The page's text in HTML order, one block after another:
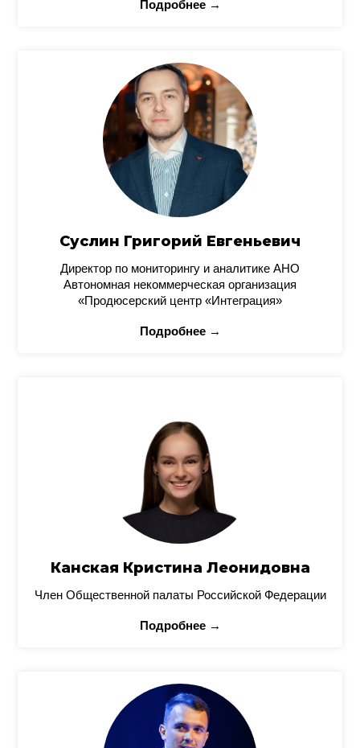
Подробнее →
Суслин Григорий Евгеньевич
Директор по мониторингу и аналитике АНО
Автономная некоммерческая организация
«Продюсерский центр «Интеграция»
Подробнее →
Канская Кристина Леонидовна
Член Общественной палаты Российской Федерации
Подробнее →